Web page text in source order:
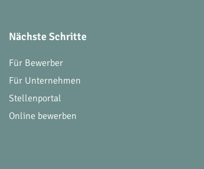
Nächste Schritte
Für Bewerber
Für Unternehmen
Stellenportal
Online bewerben